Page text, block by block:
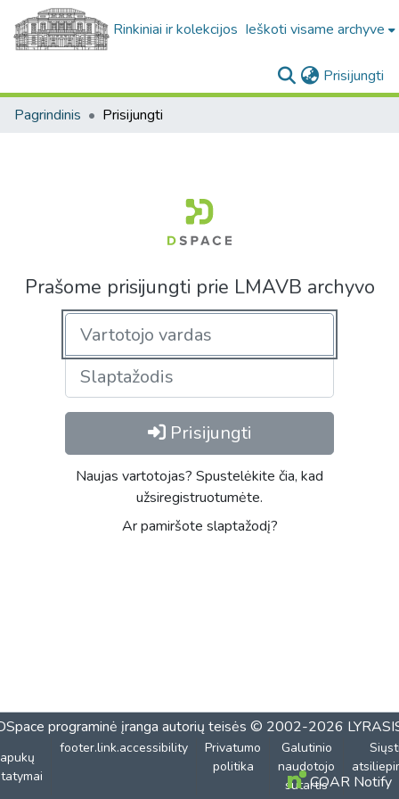
Rinkiniai ir kolekcijos Ieškoti visame archyve
Prisijungti
Pagrindinis Prisijungti
Prašome prisijungti prie LMAVB archyvo
Prisijungti
Naujas vartotojas? Spustelėkite čia, kad
užsiregistruotumėte.
Ar pamiršote slaptažodį?
programinė įranga autorių teisės © 2002-2026
footer.link.accessibility
Privatumo
politika
Galutinio
naudotojo
sutartisCOAR Notify